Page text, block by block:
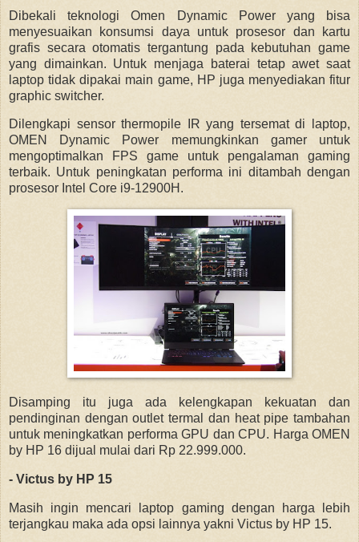
Dibekali teknologi Omen Dynamic Power yang bisa
menyesuaikan konsumsi daya untuk prosesor dan kartu
grafis secara otomatis tergantung pada kebutuhan game
yang dimainkan. Untuk menjaga baterai tetap awet saat
laptop tidak dipakai main game, HP juga menyediakan fitur
graphic switcher.
Dilengkapi sensor thermopile IR yang tersemat di laptop,
OMEN Dynamic Power memungkinkan gamer untuk
mengoptimalkan FPS game untuk pengalaman gaming
terbaik. Untuk peningkatan performa ini ditambah dengan
prosesor Intel Core i9-12900H.
Disamping itu juga ada kelengkapan kekuatan dan
pendinginan dengan outlet termal dan heat pipe tambahan
untuk meningkatkan performa GPU dan CPU. Harga OMEN
by HP 16 dijual mulai dari Rp 22.999.000.
- Victus by HP 15
Masih ingin mencari laptop gaming dengan harga lebih
terjangkau maka ada opsi lainnya yakni Victus by HP 15.